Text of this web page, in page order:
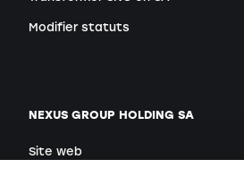
Modifier statuts
NEXUS GROUP HOLDING SA
Site web